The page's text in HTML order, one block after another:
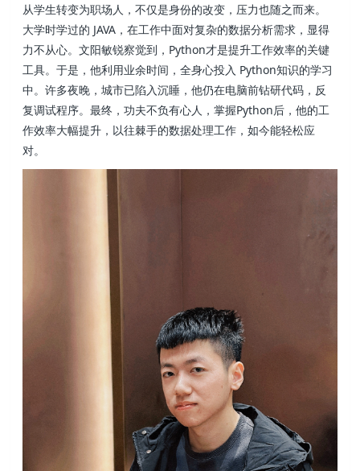
从学生转变为职场人，不仅是身份的改变，压力也随之而来。
大学时学过的 JAVA，在工作中面对复杂的数据分析需求，显得
力不从心。文阳敏锐察觉到，Python才是提升工作效率的关键
工具。于是，他利用业余时间，全身心投入 Python知识的学习
中。许多夜晚，城市已陷入沉睡，他仍在电脑前钻研代码，反
复调试程序。最终，功夫不负有心人，掌握Python后，他的工
作效率大幅提升，以往棘手的数据处理工作，如今能轻松应
对。